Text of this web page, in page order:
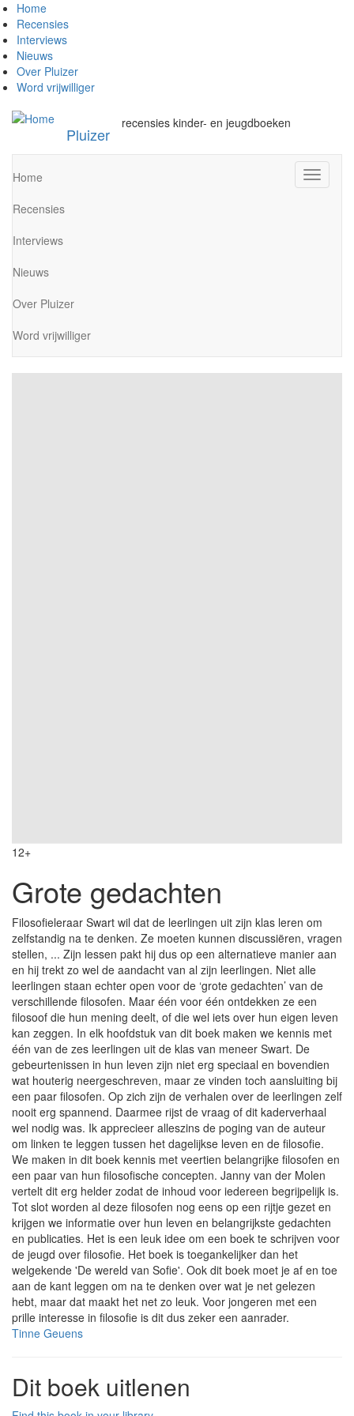
Overslaan
en
naar
de
inhoud
gaan
Home
Recensies
Interviews
Nieuws
Over Pluizer
Word vrijwilliger
Pluizer
recensies kinder- en jeugdboeken
wisselen
Home
Recensies
Interviews
Nieuws
Over Pluizer
Word vrijwilliger
12+
Grote gedachten
Filosofieleraar Swart wil dat de leerlingen uit zijn klas leren om
zelfstandig na te denken. Ze moeten kunnen discussiëren, vragen
stellen, ... Zijn lessen pakt hij dus op een alternatieve manier aan
en hij trekt zo wel de aandacht van al zijn leerlingen. Niet alle
leerlingen staan echter open voor de ‘grote gedachten’ van de
verschillende filosofen. Maar één voor één ontdekken ze een
filosoof die hun mening deelt, of die wel iets over hun eigen leven
kan zeggen. In elk hoofdstuk van dit boek maken we kennis met
één van de zes leerlingen uit de klas van meneer Swart. De
gebeurtenissen in hun leven zijn niet erg speciaal en bovendien
wat houterig neergeschreven, maar ze vinden toch aansluiting bij
een paar filosofen. Op zich zijn de verhalen over de leerlingen zelf
nooit erg spannend. Daarmee rijst de vraag of dit kaderverhaal
wel nodig was. Ik apprecieer alleszins de poging van de auteur
om linken te leggen tussen het dagelijkse leven en de filosofie.
We maken in dit boek kennis met veertien belangrijke filosofen en
een paar van hun filosofische concepten. Janny van der Molen
vertelt dit erg helder zodat de inhoud voor iedereen begrijpelijk is.
Tot slot worden al deze filosofen nog eens op een rijtje gezet en
krijgen we informatie over hun leven en belangrijkste gedachten
en publicaties. Het is een leuk idee om een boek te schrijven voor
de jeugd over filosofie. Het boek is toegankelijker dan het
welgekende 'De wereld van Sofie'. Ook dit boek moet je af en toe
aan de kant leggen om na te denken over wat je net gelezen
hebt, maar dat maakt het net zo leuk. Voor jongeren met een
prille interesse in filosofie is dit dus zeker een aanrader.
Tinne Geuens
Dit boek uitlenen